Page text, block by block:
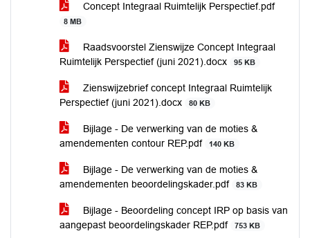
Concept Integraal Ruimtelijk Perspectief.pdf
8 MB
Raadsvoorstel Zienswijze Concept Integraal
Ruimtelijk Perspectief (juni 2021).docx
95 KB
Zienswijzebrief concept Integraal Ruimtelijk
Perspectief (juni 2021).docx
80 KB
Bijlage - De verwerking van de moties &
amendementen contour REP.pdf
140 KB
Bijlage - De verwerking van de moties &
amendementen beoordelingskader.pdf
83 KB
Bijlage - Beoordeling concept IRP op basis van
aangepast beoordelingskader REP.pdf
753 KB